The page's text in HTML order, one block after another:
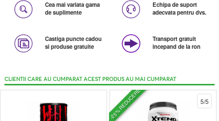
Cea mai variata gama
de suplimente
Echipa de suport
adecvata pentru dvs.
Castiga puncte cadou
si produse gratuite
Transport gratuit
incepand de la ron
CLIENTII CARE AU CUMPARAT ACEST PRODUS AU MAI CUMPARAT
-25% REDUCERE 5/5